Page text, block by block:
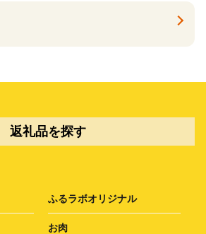
返礼品を探す
ふるラボオリジナル
お肉